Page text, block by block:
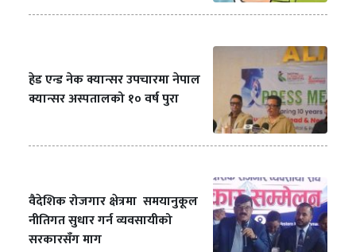
हेड एन्ड नेक क्यान्सर उपचारमा नेपाल
क्यान्सर अस्पतालको १० वर्ष पुरा
वैदेशिक रोजगार क्षेत्रमा समयानुकूल
नीतिगत सुधार गर्न व्यवसायीको
सरकारसँग माग